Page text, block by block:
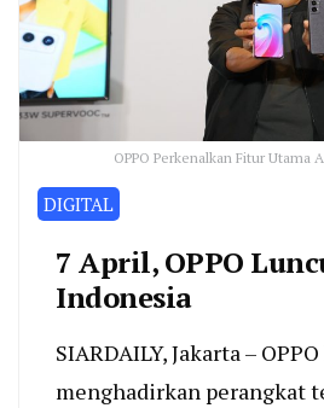
OPPO Perkenalkan Fitur Utama
DIGITAL
7 April, OPPO
Indonesia
SIARDAILY, Jakarta –
menghadirkan perangkat